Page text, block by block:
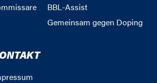
BBL-Assist
Gemeinsam gegen Doping